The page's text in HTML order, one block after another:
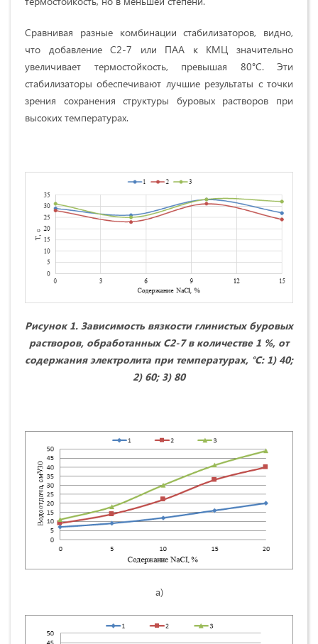
Сравнивая разные комбинации стабилизаторов, видно,
что добавление С2-7 или ПАА к КМЦ значительно
увеличивает термостойкость, превышая 80°C. Эти
стабилизаторы обеспечивают лучшие результаты с точки
зрения сохранения структуры буровых растворов при
высоких температурах.
Рисунок1. Зависимость вязкости глинистых буровых
растворов, обработанных С2-7 в количестве 1 %, от
содержания электролита при температурах, °С: 1) 40;
2) 60; 3) 80
а)